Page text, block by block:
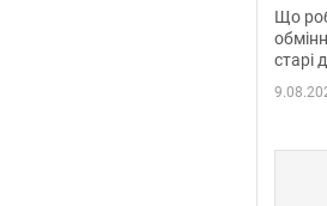
та
Що
старі